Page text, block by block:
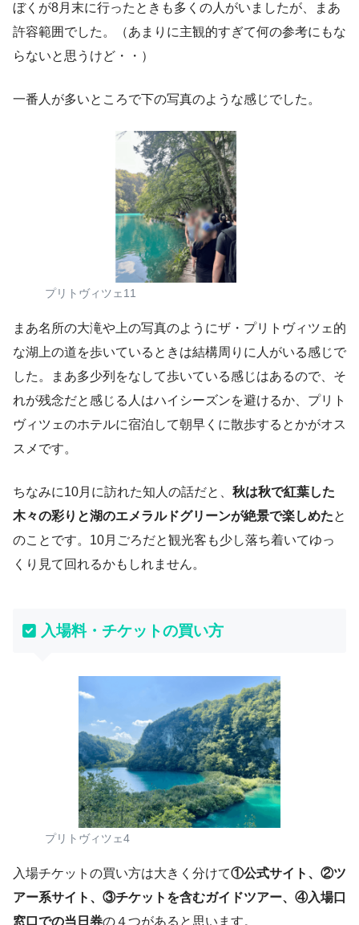
ぼくが8月末に行ったときも多くの人がいましたが、まあ
許容範囲でした。（あまりに主観的すぎて何の参考にもな
らないと思うけど・・）
一番人が多いところで下の写真のような感じでした。
プリトヴィツェ11
まあ名所の大滝や上の写真のようにザ・プリトヴィツェ的
な湖上の道を歩いているときは結構周りに人がいる感じで
した。まあ多少列をなして歩いている感じはあるので、そ
れが残念だと感じる人はハイシーズンを避けるか、プリト
ヴィツェのホテルに宿泊して朝早くに散歩するとかがオス
スメです。
ちなみに10月に訪れた知人の話だと、 秋は秋で紅葉した
木々の彩りと湖のエメラルドグリーンが絶景で楽しめたと
のことです。10月ごろだと観光客も少し落ち着いてゆっ
くり見て回れるかもしれません。
入場料・チケットの買い方
プリトヴィツェ4
入場チケットの買い方は大きく分けて①公式サイト、②ツ
アー系サイト、③チケットを含むガイドツアー、④入場口
窓口での当日券の４つがあると思います。